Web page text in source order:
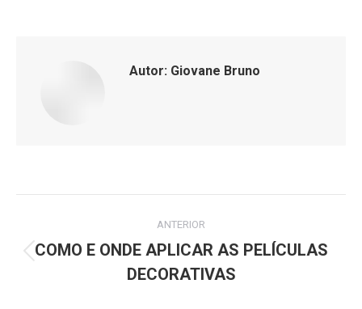
Autor: Giovane Bruno
de
ANTERIOR
Post
anterior:
COMO E ONDE APLICAR AS PELÍCULAS
DECORATIVAS